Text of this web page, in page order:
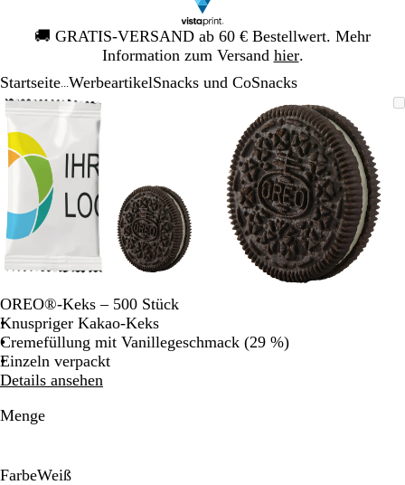
🚚 GRATIS-VERSAND ab 60 € Bestellwert. Mehr
Information zum Versand hier.
Galeriebild
1
Startseite WerbeartikelSnacks und CoSnacks
Vergrößer-/verkleinerbares
Bild
Zoom
auf
Klicken
Verwenden
Sie
zum
Zoomen
und
Pfeiltasten
zum
Schwenken.
Vergrößer-/
Bild
Zoom
auf
Minimum
Klicken
zum
Vergrößern
Verwenden
Sie
die
Tasten
+
und
-
zum
Zoomen
und
Galeriebild
1
von
OREO®-Keks – 500 Stück
Knuspriger Kakao-Keks
Cremefüllung mit Vanillegeschmack (29 %)
Einzeln verpackt
Details ansehen
Menge
FarbeWeiß